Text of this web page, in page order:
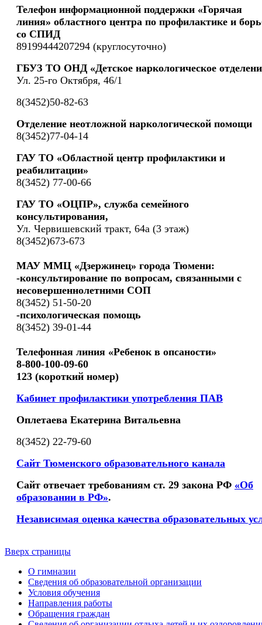
Телефон информационной поддержки «Горячая
линия» областного центра по профилактике и
со СПИД
89199444207294 (круглосуточно)
ГБУЗ ТО ОНД «Детское наркологическое
Ул. 25-го Октября, 46/1
8(3452)50-82-63
Отделение неотложной наркологической помощи
8(3452)77-04-14
ГАУ ТО «Областной центр профилактики и
реабилитации»
8(3452) 77-00-66
ГАУ ТО «ОЦПР», служба семейного
консультирования,
Ул. Червишевский тракт, 64а (3 этаж)
8(3452)673-673
МАУ ММЦ «Дзержинец» города Тюмени:
-консультирование по вопросам, связанными с
несовершеннолетними СОП
8(3452) 51-50-20
-психологическая помощь
8(3452) 39-01-44
Телефонная линия «Ребенок в опсаности»
8-800-100-09-60
123 (короткий номер)
Кабинет профилактики употребления ПАВ
Оплетаева Екатерина Витальевна
8(3452) 22-79-60
Сайт Тюменского образовательного канала
Сайт отвечает требованиям ст. 29 закона РФ «Об
образовании в РФ».
Независимая оценка качества образовательных
Вверх страницы
О гимназии
Сведения об образовательной организации
Условия обучения
Направления работы
Обращения граждан